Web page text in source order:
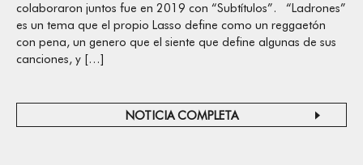
colaboraron juntos fue en 2019 con “Subtítulos”. “Ladrones”
es un tema que el propio Lasso define como un reggaetón
con pena, un genero que el siente que define algunas de sus
canciones, y […]
NOTICIA COMPLETA